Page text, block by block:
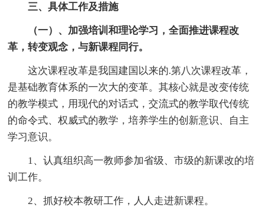
三、具体工作及措施
（一）、加强培训和理论学习，全面推进课程改
革，转变观念，与新课程同行。
这次课程改革是我国建国以来的.第八次课程改革，
是基础教育体系的一次大的变革。其核心就是改变传统
的教学模式，用现代的对话式，交流式的教学取代传统
的命令式、权威式的教学，培养学生的创新意识、自主
学习意识。
1、认真组织高一教师参加省级、市级的新课改的培
训工作。
2、抓好校本教研工作，人人走进新课程。